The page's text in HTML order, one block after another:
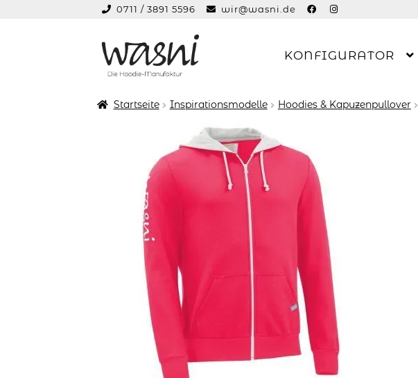
0711 / 3891 5596 wir@wasni.de
Zur
springen
Zum
springen
KONFIGURATOR
Startseite Inspirationsmodelle Hoodies & Kapuzenpullover